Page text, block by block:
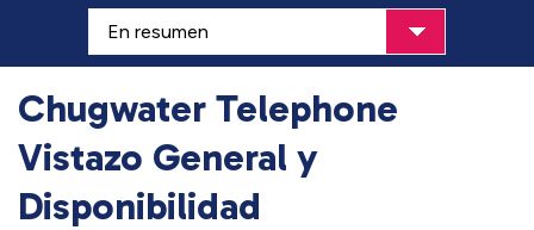
Chugwater Telephone
Vistazo General y
Disponibilidad